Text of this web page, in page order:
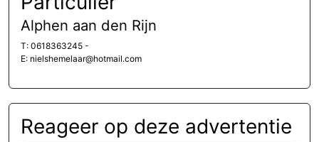
Alphen aan den Rijn
T: 0618363245 -
E: nielshemelaar@hotmail.com
Reageer op deze advertentie